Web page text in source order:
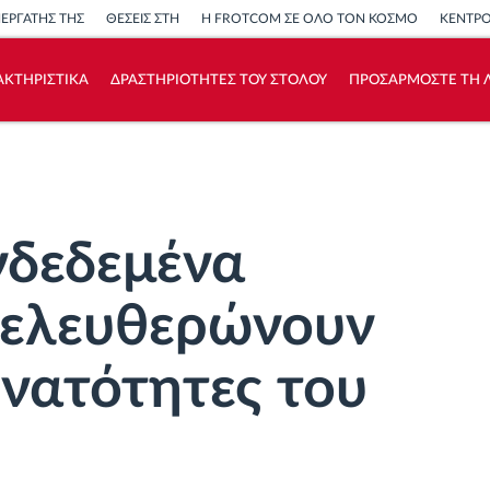
ΤΗΣ ΘΕΣΕΙΣ ΣΤΗ Η FROTCOM ΣΕ ΟΛΟ ΤΟΝ ΚΟΣΜΟ
ΔΡΑΣΤΗΡΙΟΤΗΤΕΣ ΤΟΥ ΣΤΟΛΟΥ ΠΡΟΣΑΡΜΟΣΤΕ ΤΗ
του